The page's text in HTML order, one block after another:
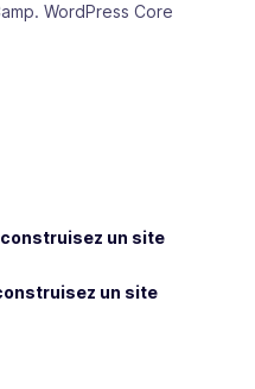
WordPress Core
un site
un site